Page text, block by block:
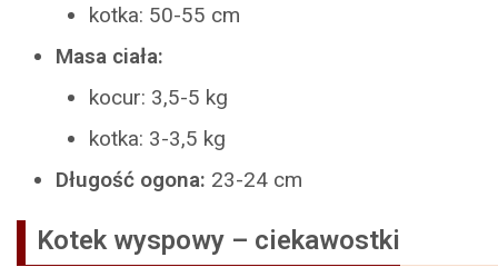
kotka: 50-55 cm
Masa ciała:
kocur: 3,5-5 kg
kotka: 3-3,5 kg
Długość ogona: 23-24 cm
Kotek wyspowy – ciekawostki